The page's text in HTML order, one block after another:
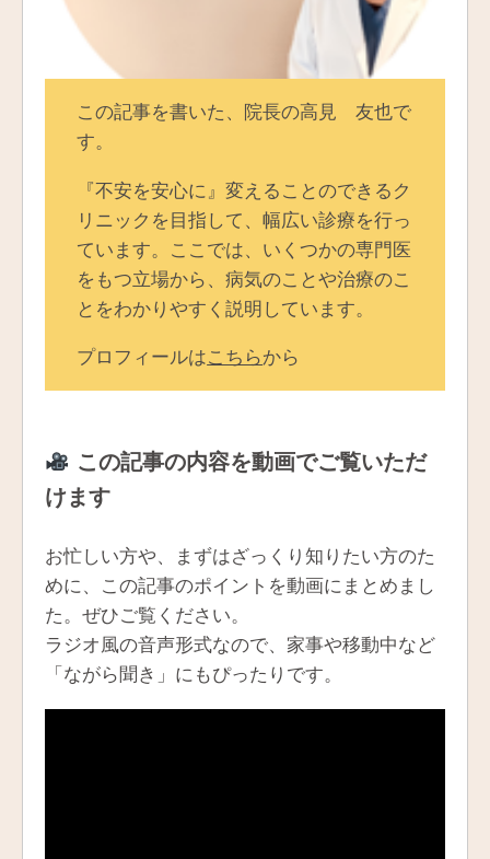
この記事を書いた、院長の高見 友也で
す。
『不安を安心に』変えることのできるク
リニックを目指して、幅広い診療を行っ
ています。ここでは、いくつかの専門医
をもつ立場から、病気のことや治療のこ
とをわかりやすく説明しています。
プロフィールはこちらから
この記事の内容を動画でご覧いただ
けます
お忙しい方や、まずはざっくり知りたい方のた
めに、この記事のポイントを動画にまとめまし
た。ぜひご覧ください。
ラジオ風の音声形式なので、家事や移動中など
「ながら聞き」にもぴったりです。